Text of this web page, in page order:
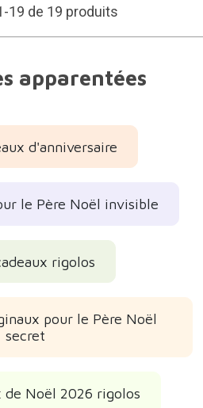
19 de 19 produits
apparentées
d'anniversaire
le Père Noël invisible
rigolos
pour le Père Noël
secret
de Noël 2026 rigolos